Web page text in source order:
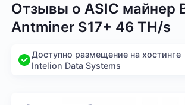
Отзывы о ASIC майнер
Antminer S17+ 46 TH/s
Доступно размещение на хостинге
Intelion Data Systems